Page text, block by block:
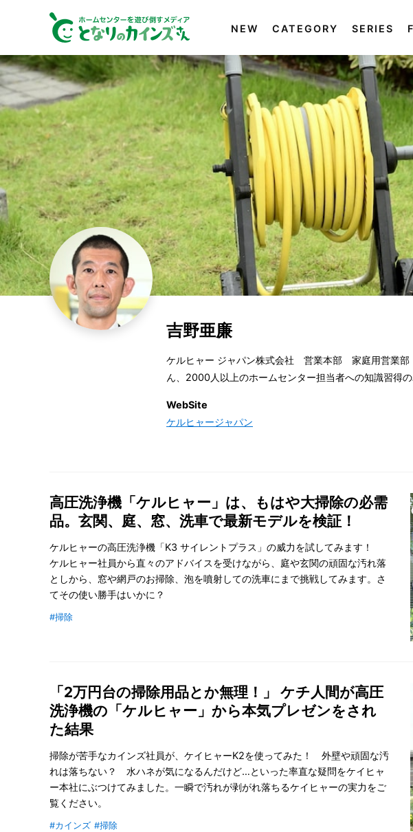
NEW CATEGORY SERIES
吉野亜廉
ケルヒャー ジャパン株式会社 営業本部 家庭用営業
ん、2000人以上のホームセンター担当者への知識習得
WebSite
ケルヒャージャパン
高圧洗浄機「ケルヒャー」は、もはや大掃除の必需
品。玄関、庭、窓、洗車で最新モデルを検証！
ケルヒャーの高圧洗浄機「K3 サイレントプラス」の威力を試してみます！
ケルヒャー社員から直々のアドバイスを受けながら、庭や玄関の頑固な汚れ落
としから、窓や網戸のお掃除、泡を噴射しての洗車にまで挑戦してみます。さ
てその使い勝手はいかに？
#掃除
「2万円台の掃除用品とか無理！」 ケチ人間が高圧
洗浄機の「ケルヒャー」から本気プレゼンをされ
た結果
掃除が苦手なカインズ社員が、ケイヒャーK2を使ってみた！ 外壁や頑固な汚
れは落ちない？ 水ハネが気になるんだけど…といった率直な疑問をケイヒャ
ー本社にぶつけてみました。一瞬で汚れが剥がれ落ちるケイヒャーの実力をご
覧ください。
#カインズ #掃除